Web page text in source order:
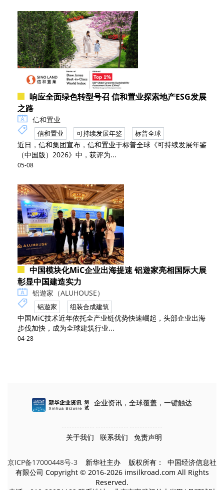
响应全面绿色转型号召 信和置业探索地产ESG发展
之路
信和置业
信和置业 可持续发展年鉴 标普全球
近日，信和集团宣布，信和置业于标普全球《可持续发展年鉴
（中国版）2026》中，获评为...
05-08
中国模块化MiC企业出海提速 铝遊家亮相国际大展
彰显中国建造实力
铝遊家（ALUHOUSE）
铝遊家 组装合成建筑
中国MiC技术近年依托全产业链优势快速崛起，头部企业出海
步伐加快，成为全球建筑行业...
04-28
企业资讯，全球覆盖，一键触达
关于我们 联系我们 免责声明
京ICP备17000448号-3 新华社主办 版权所有： 中国经济信息社
有限公司 Copyright © 2016-2026 imsilkroad.com All Rights
Reserved.